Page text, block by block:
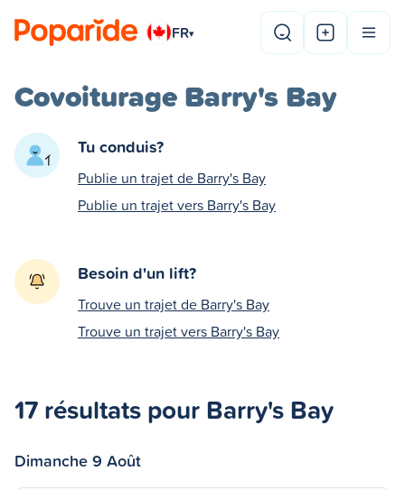
FR▾
Covoiturage Barry's Bay
Tu conduis?
Publie un trajet de Barry's Bay
Publie un trajet vers Barry's Bay
Besoin d'un lift?
Trouve un trajet de Barry's Bay
Trouve un trajet vers Barry's Bay
17 résultats pour Barry's Bay
Dimanche 9 Août